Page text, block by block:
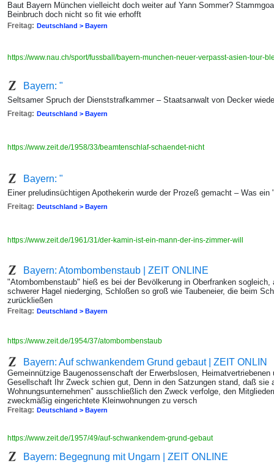
Baut Bayern München vielleicht doch weiter auf Yann Sommer?
Beinbruch doch nicht so fit wie erhofft
Freitag: Deutschland > Bayern
https://www.nau.ch/sport/fussball/bayern-munchen-neuer-verpasst-asien-tour-
Bayern: "
Seltsamer Spruch der Dienststrafkammer – Staatsanwalt von Decker
Freitag: Deutschland > Bayern
https://www.zeit.de/1958/33/beamtenschlaf-schaendet-nicht
Bayern: "
Einer preludinsüchtigen Apothekerin wurde der Prozeß gemacht – Was
Freitag: Deutschland > Bayern
https://www.zeit.de/1961/31/der-kamin-ist-ein-mann-der-ins-zimmer-will
Bayern: Atombombenstaub | ZEIT ONLINE
"Atombombenstaub" hieß es bei der Bevölkerung in Oberfranken
schwerer Hagel niederging, Schloßen so groß wie Taubeneier, die beim
zurückließen
Freitag: Deutschland > Bayern
https://www.zeit.de/1954/37/atombombenstaub
Bayern: Auf schwankendem Grund gebaut | ZEIT ONLIN
Gemeinnützige Baugenossenschaft der Erwerbslosen,
Gesellschaft Ihr Zweck schien gut, Denn in den Satzungen stand, daß sie
Wohnungsunternehmen" ausschließlich den Zweck verfolge, den
zweckmäßig eingerichtete Kleinwohnungen zu versch
Freitag: Deutschland > Bayern
https://www.zeit.de/1957/49/auf-schwankendem-grund-gebaut
Bayern: Begegnung mit Ungarn | ZEIT ONLINE